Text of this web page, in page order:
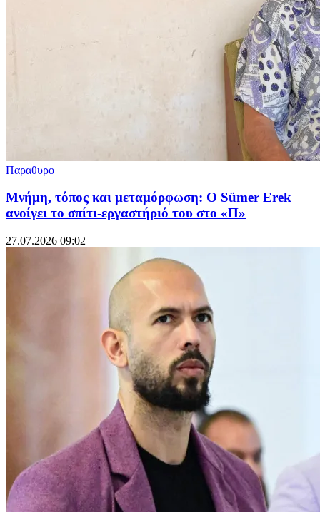
Παραθυρο
Μνήμη, τόπος και μεταμόρφωση: Ο Sümer Erek
ανοίγει το σπίτι-εργαστήριό του στο «Π»
27.07.2026 09:02